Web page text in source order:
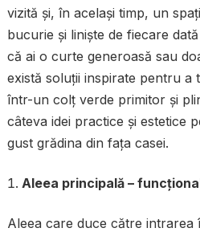
vizită și, în același timp, un
bucurie și liniște de fiecare
că ai o curte generoasă sau
există soluții inspirate pentru a
într-un colț verde primitor și
câteva idei practice și estetice
gust grădina din fața casei.
Aleea principală –
Aleea care duce către intrarea